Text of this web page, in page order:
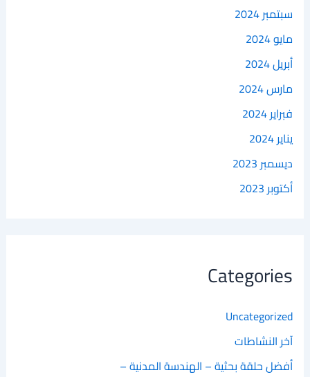
سبتمبر 2024
مايو 2024
أبريل 2024
مارس 2024
فبراير 2024
يناير 2024
ديسمبر 2023
أكتوبر 2023
Categories
Uncategorized
آخر النشاطات
أفضل حلقة بحثية – الهندسة المدنية –